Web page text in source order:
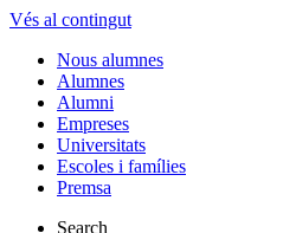
Vés al contingut
Nous alumnes
Alumnes
Alumni
Empreses
Universitats
Escoles i famílies
Premsa
Search